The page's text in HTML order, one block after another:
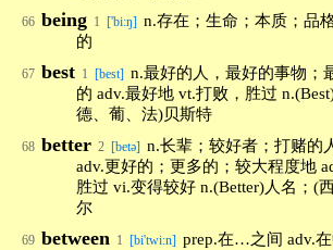
66 being 1 ['bi:ŋ] n.存在；生命；本质；品
的
67 best 1 [best] n.最好的人，最好的事物；
的 adv.最好地 vt.打败，胜过
德、葡、法)贝斯特
68 better 2 [betə] n.长辈；较好者；打赌的
adv.更好的；更多的；较大程度地
胜过 vi.变得较好 n.(Better)人名；(
尔
69 between 1 [bi'twi:n] prep.在…之间 adv.在